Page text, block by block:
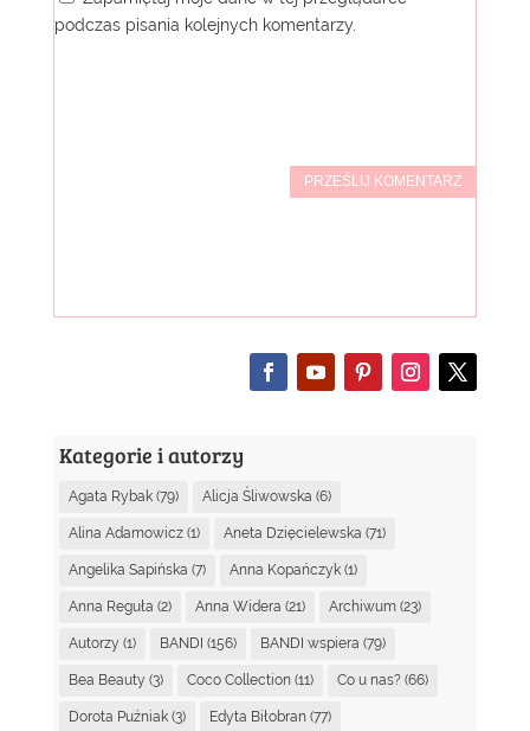
podczas pisania kolejnych komentarzy.
PRZEŚLIJ KOMENTARZ
Kategorie i autorzy
Agata Rybak(79) Alicja Śliwowska (6)
Alina Adamowicz(1) Aneta Dzięcielewska (71)
Angelika Sapińska (7) Anna Kopańczyk(1)
Anna Reguła (2) Anna Widera (21) Archiwum(23)
Autorzy (1) BANDI (156) BANDI wspiera (79)
Bea Beauty (3) Coco Collection(11) Co u nas?(66)
Dorota Puźniak(3) Edyta Biłobran(77)